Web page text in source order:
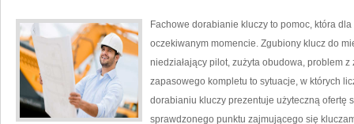
Fachowe dorabianie kluczy to pomoc, która
oczekiwanym momencie. Zgubiony klucz do
niedziałający pilot, zużyta obudowa, problem
zapasowego kompletu to sytuacje, w których
dorabianiu kluczy prezentuje użyteczną ofertę
sprawdzonego punktu zajmującego się